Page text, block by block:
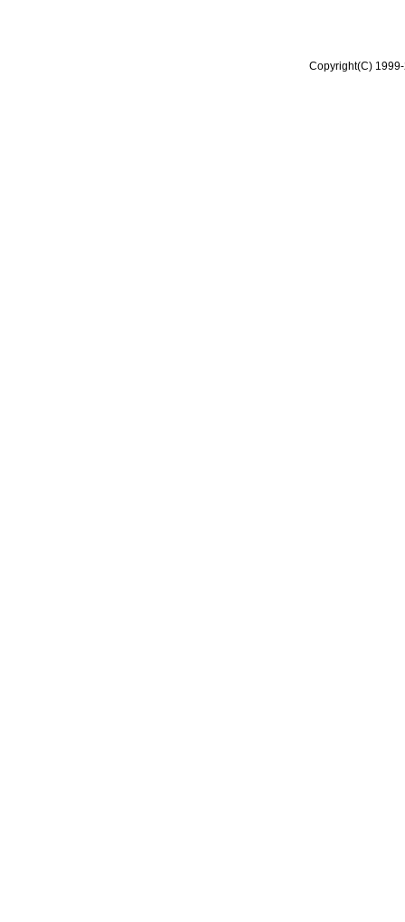
Copyright(C)